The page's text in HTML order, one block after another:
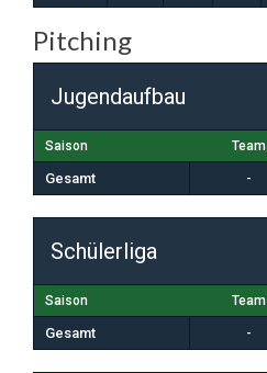
Pitching
Jugendaufbau
Saison Team
Gesamt -
Schülerliga
Saison Team
Gesamt -